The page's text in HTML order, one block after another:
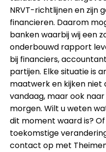
NRVT-richtlijnen en zijn
financieren. Daarom
banken waarbij wij een
onderbouwd rapport
bij financiers,
partijen. Elke situatie is
maatwerk en kijken niet
vandaag, maar ook
morgen. Wilt u weten
dit moment waard is?
toekomstige
contact op met